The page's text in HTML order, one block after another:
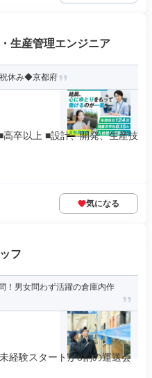
生産管理エンジニア
休み◆京都府
卒以上 ■設計、開発、生産技
気になる
フ
！男女問わず活躍の倉庫内作
経験スタートが8割の運送会